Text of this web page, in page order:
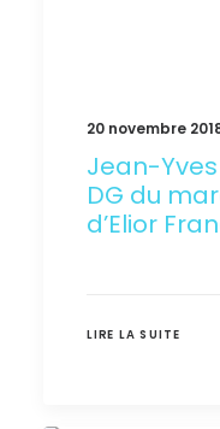
20 novembre
Jean-
DG du
d’Elior
LIRE LA SUITE